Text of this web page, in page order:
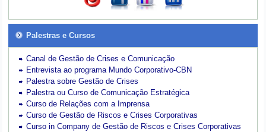
Palestras e Cursos
Canal de Gestão de Crises e Comunicação
Entrevista ao programa Mundo Corporativo-CBN
Palestra sobre Gestão de Crises
Palestra ou Curso de Comunicação Estratégica
Curso de Relações com a Imprensa
Curso de Gestão de Riscos e Crises Corporativas
Curso in Company de Gestão de Riscos e Crises Corporativas